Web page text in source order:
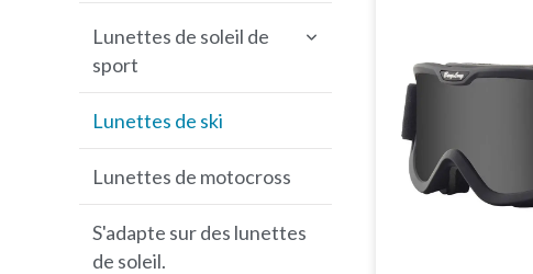
Lunettes de soleil de
sport
Lunettes de soleil de
cyclisme
Lunettes de soleil de
pêche
Lunettes de ski
Lunettes de motocross
S'adapte sur des lunettes
de soleil.